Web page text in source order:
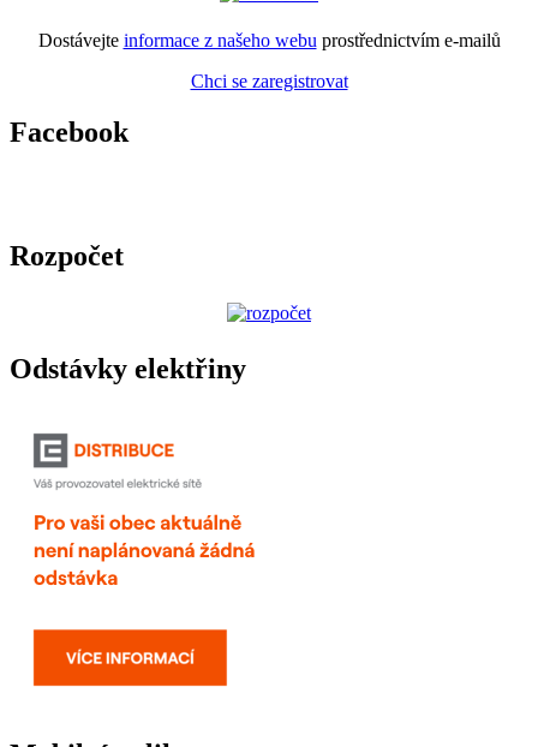
Dostávejte informace z našeho webu prostřednictvím e-mailů
Chci se zaregistrovat
Facebook
Rozpočet
Odstávky elektřiny